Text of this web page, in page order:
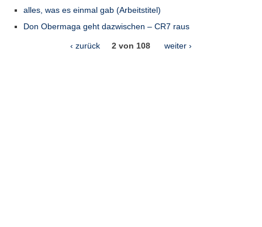
alles, was es einmal gab (Arbeitstitel)
Don Obermaga geht dazwischen – CR7 raus
‹ zurück 2 von 108 weiter ›